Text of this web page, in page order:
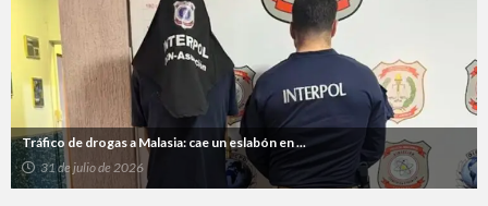
Tráfico de drogas a Malasia: cae un eslabón en ...
31 de julio de 2026